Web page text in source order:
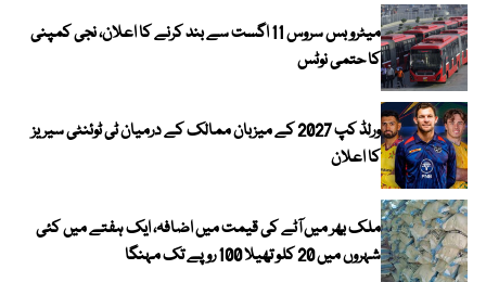
میٹرو بس سروس 11 اگست سے بند کرنے کا اعلان، نجی کمپنی
کا حتمی نوٹس
ورلڈ کپ 2027 کے میزبان ممالک کے درمیان ٹی ٹوئنٹی سیریز
کا اعلان
ملک بھر میں آٹے کی قیمت میں اضافہ، ایک ہفتے میں کئی
شہروں میں 20 کلو تھیلا 100 روپے تک مہنگا